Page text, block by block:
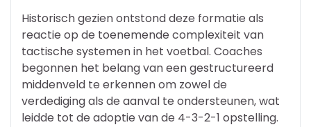
Historisch gezien ontstond deze formatie als
reactie op de toenemende complexiteit van
tactische systemen in het voetbal. Coaches
begonnen het belang van een gestructureerd
middenveld te erkennen om zowel de
verdediging als de aanval te ondersteunen, wat
leidde tot de adoptie van de 4-3-2-1 opstelling.